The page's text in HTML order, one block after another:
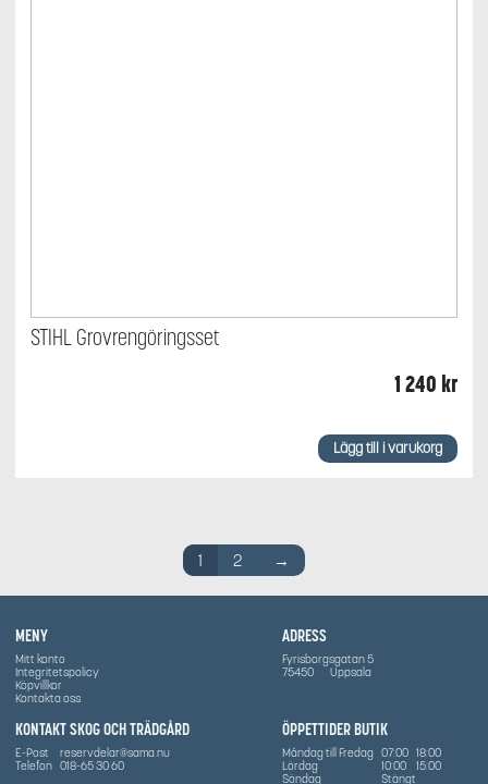
STIHL Grovrengöringsset
1 240 kr
Lägg till i varukorg
1 2 →
MENY
Mitt konto
Integritetspolicy
Köpvillkor
Kontakta oss
ÖPPETTIDER BUTIK
Måndag till Fredag 07:00 18:00
Lördag
10:00
15:00
Söndag
Stängt
ADRESS
Fyrisborgsgatan 5
75450
Uppsala
KONTAKT SKOG OCH TRÄDGÅRD
E-Post
reservdelar@sama.nu
Telefon 018-65 30 60